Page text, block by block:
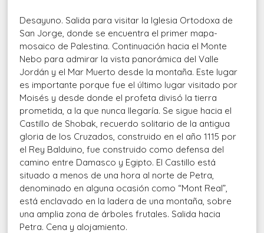
Desayuno. Salida para visitar la Iglesia Ortodoxa de
San Jorge, donde se encuentra el primer mapa-
mosaico de Palestina. Continuación hacia el Monte
Nebo para admirar la vista panorámica del Valle
Jordán y el Mar Muerto desde la montaña. Este lugar
es importante porque fue el último lugar visitado por
Moisés y desde donde el profeta divisó la tierra
prometida, a la que nunca llegaría. Se sigue hacia el
Castillo de Shobak, recuerdo solitario de la antigua
gloria de los Cruzados, construido en el año 1115 por
el Rey Balduino, fue construido como defensa del
camino entre Damasco y Egipto. El Castillo está
situado a menos de una hora al norte de Petra,
denominado en alguna ocasión como “Mont Real”,
está enclavado en la ladera de una montaña, sobre
una amplia zona de árboles frutales. Salida hacia
Petra. Cena y alojamiento.